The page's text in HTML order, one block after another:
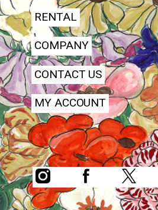
RENTAL
COMPANY
CONTACT US
MY ACCOUNT